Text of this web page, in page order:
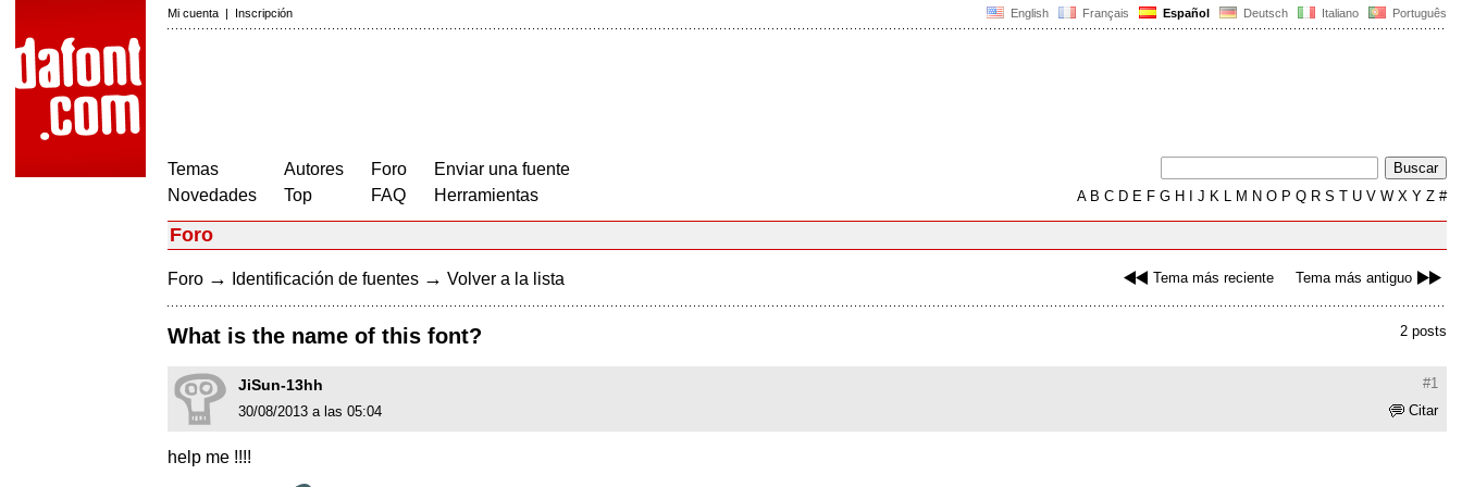
English Français Español Deutsch Italiano Português
Mi cuenta | Inscripción
Temas
Novedades
Autores
Top
Foro
FAQ
Enviar una fuente
Herramientas
AB C D E F G H J K L M N O P Q R S T U V W X Y Z #
Foro
Tema más reciente Tema más antiguo
Foro → Identificación de fuentes → Volver a la lista
2 posts
What is the name of this font?
#1
JiSun-13hh
Citar
30/08/2013 a las 05:04
help me !!!!